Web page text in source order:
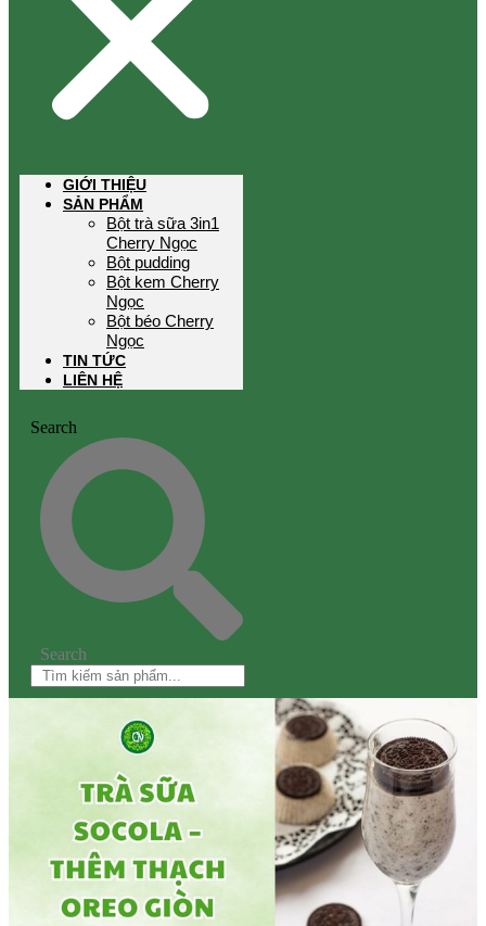
GIỚI THIỆU
SẢN PHẨM
Bột trà sữa 3in1
Cherry Ngọc
Bột pudding
Bột kem Cherry
Ngọc
Bột béo Cherry
Ngọc
TIN TỨC
LIÊN HỆ
Search
Search